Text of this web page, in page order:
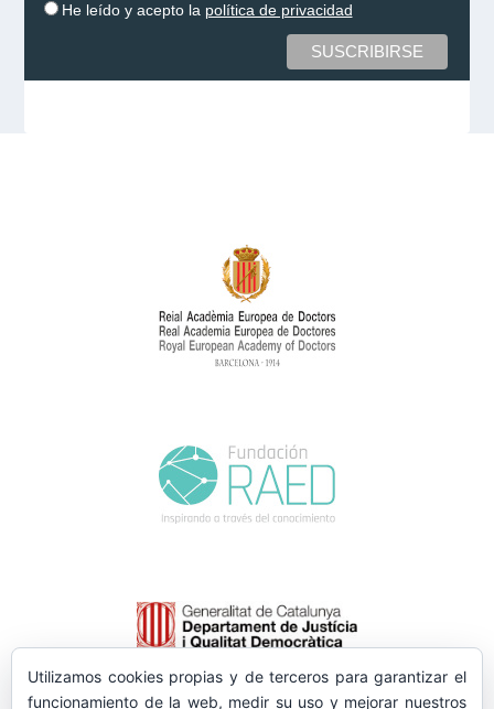
He leído y acepto la política de privacidad
Utilizamos cookies propias y de terceros para garantizar el
funcionamiento de la web, medir su uso y mejorar nuestros